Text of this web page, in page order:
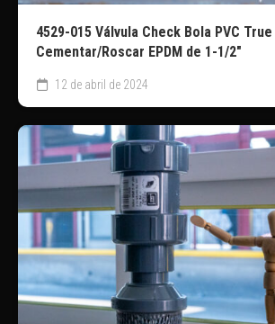
4529-015 Válvula Check Bola PVC
Cementar/Roscar EPDM de 1-1/2″
12 de abril de 2024